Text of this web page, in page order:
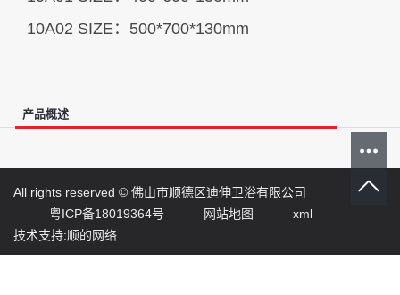
10A02 SIZE：500*700*130mm
产品概述
All rights reserved © 佛山市顺德区迪伸卫浴有限公司
粤ICP备18019364号
网站地图
xml
技术支持:顺的网络